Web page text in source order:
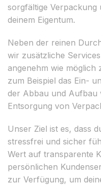
sorgfältige Verpackung
deinem Eigentum.
Neben der reinen
wir zusätzliche
angenehm wie möglich
zum Beispiel das Ein-
der Abbau und Aufbau
Entsorgung von
Unser Ziel ist es, dass
stressfrei und sicher
Wert auf transparente
persönlichen
zur Verfügung, um